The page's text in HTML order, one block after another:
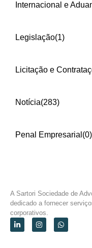
Internacional e
Legislação(1)
Licitação e
Notícia(283)
Penal Empresarial (0)
A Sartori Sociedade de
dedicado a fornecer
corporativos.